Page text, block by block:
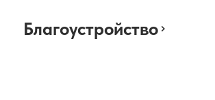
Благоустройство